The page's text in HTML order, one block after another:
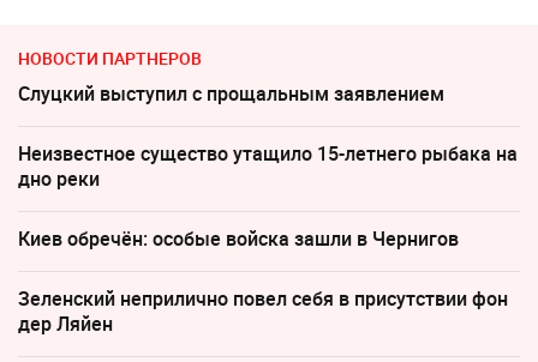
НОВОСТИ ПАРТНЕРОВ
Слуцкий выступил с прощальным заявлением
Неизвестное существо утащило 15-летнего рыбака на
дно реки
Киев обречён: особые войска зашли в Чернигов
Зеленский неприлично повел cебя в присутствии фон
дер Ляйен